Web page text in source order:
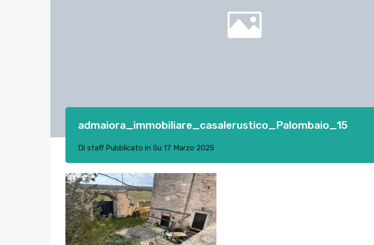
admaiora_immobiliare_casalerustico_Palombaio_15
Di staffPubblicato in Su 17 Marzo 2025